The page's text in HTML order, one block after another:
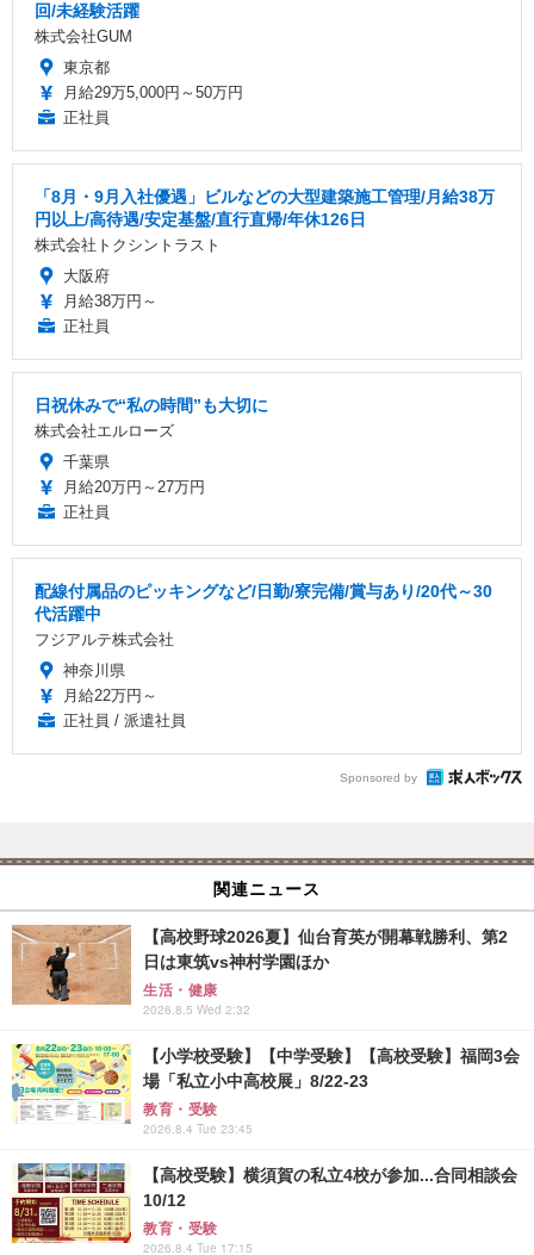
回/未経験活躍
株式会社GUM
東京都
月給29万5,000円～50万円
正社員
「8月・9月入社優遇」ビルなどの大型建築施工管理/月給38万
円以上/高待遇/安定基盤/直行直帰/年休126日
株式会社トクシントラスト
大阪府
月給38万円～
正社員
日祝休みで“私の時間”も大切に
株式会社エルローズ
千葉県
月給20万円～27万円
正社員
配線付属品のピッキングなど/日勤/寮完備/賞与あり/20代～30
代活躍中
フジアルテ株式会社
神奈川県
月給22万円～
正社員 / 派遣社員
Sponsored by
関連ニュース
【高校野球2026夏】仙台育英が開幕戦勝利、第2
日は東筑vs神村学園ほか
生活・健康
2026.8.5 Wed 2:32
【小学校受験】【中学受験】【高校受験】福岡3会
場「私立小中高校展」8/22-23
教育・受験
2026.8.4 Tue 23:45
【高校受験】横須賀の私立4校が参加...合同相談会
10/12
教育・受験
2026.8.4 Tue 17:15